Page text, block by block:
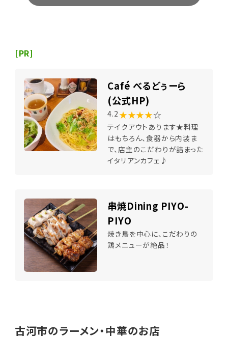
[PR]
Café べるどぅーら
(公式HP)
4.2 ★★★★☆
テイクアウトあります★料理
はもちろん、食器から内装ま
で、店主のこだわりが詰まった
イタリアンカフェ♪
串焼Dining PIYO-
PIYO
焼き鳥を中心に、こだわりの
鶏メニューが絶品！
古河市のラーメン・中華のお店